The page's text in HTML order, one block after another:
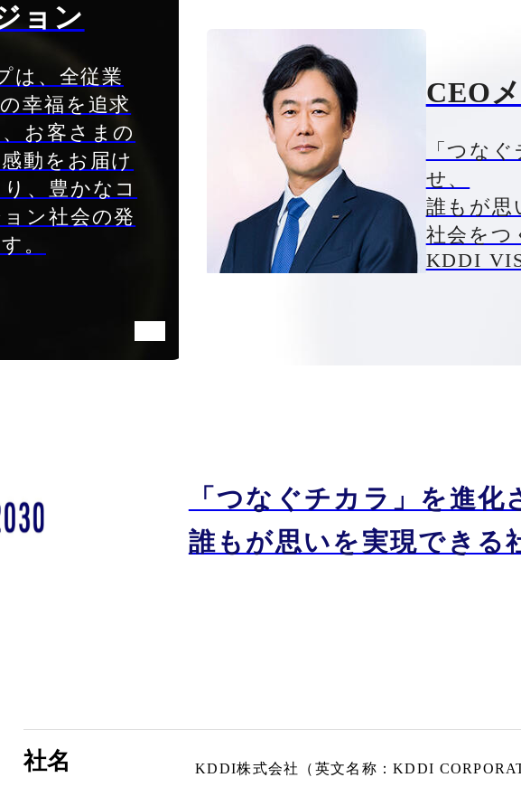
ョン
は、全従業
幸福を追求
お客さまの
動をお届け
、豊かなコ
ン社会の発
。
CEO
「つな
せ、
誰もが思
社会をつ
KDDI
「つなぐチカラ」を進化
誰もが思いを実現できる
社名 KDDI株式会社（英文名称：KDDI